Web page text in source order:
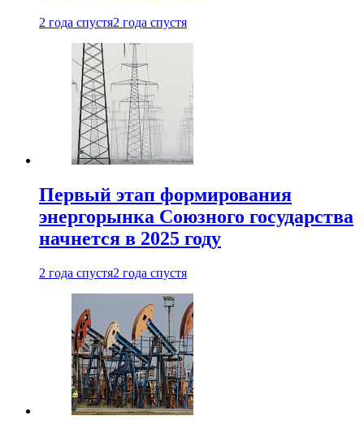
2 года спустя2 года спустя
Первый этап формирования
энергорынка Союзного государства
начнется в 2025 году
2 года спустя2 года спустя